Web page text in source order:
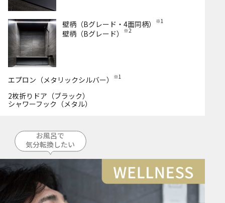
壁柄（Bグレード・4面同柄） ※1
壁柄（Bグレード） ※2
エプロン（メタリックシルバー） ※1
2枚折りドア（ブラック）
シャワーフック（メタル）
お風呂で
気分転換したい